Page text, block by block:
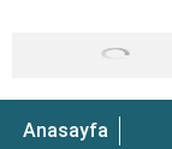
Anasayfa